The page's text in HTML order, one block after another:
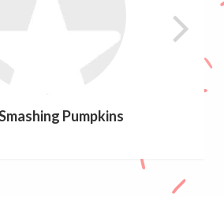
Pumpkins